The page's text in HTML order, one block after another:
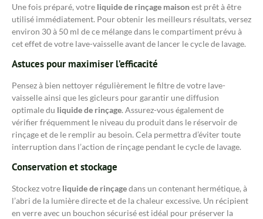
Une fois préparé, votre liquide de rinçage maisonest prêt à être
utilisé immédiatement. Pour obtenir les meilleurs résultats, versez
environ 30 à 50 ml de ce mélange dans le compartiment prévu à
cet effet de votre lave-vaisselle avant de lancer le cycle de lavage.
Astuces pour maximiser l’efficacité
Pensez à bien nettoyer régulièrement le filtre de votre lave-
vaisselle ainsi que les gicleurs pour garantir une diffusion
optimale du liquide de rinçage. Assurez-vous également de
vérifier fréquemment le niveau du produit dans le réservoir de
rinçage et de le remplir au besoin. Cela permettra d’éviter toute
interruption dans l’action de rinçage pendant le cycle de lavage.
Conservation et stockage
Stockez votre liquide de rinçagedans un contenant hermétique, à
l’abri de la lumière directe et de la chaleur excessive. Un récipient
en verre avec un bouchon sécurisé est idéal pour préserver la